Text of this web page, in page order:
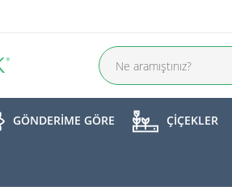
GÖNDERİME GÖRE ÇİÇEKLER